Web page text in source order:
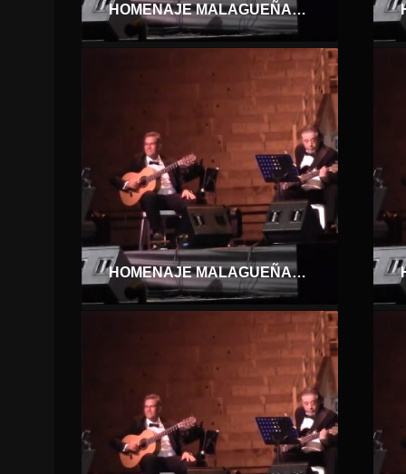
HOMENAJE MALAGUEÑAS DE FIESTA. QUEBRANTO
HOMENAJE MALAGUEÑAS DE FIESTA. MACARENA